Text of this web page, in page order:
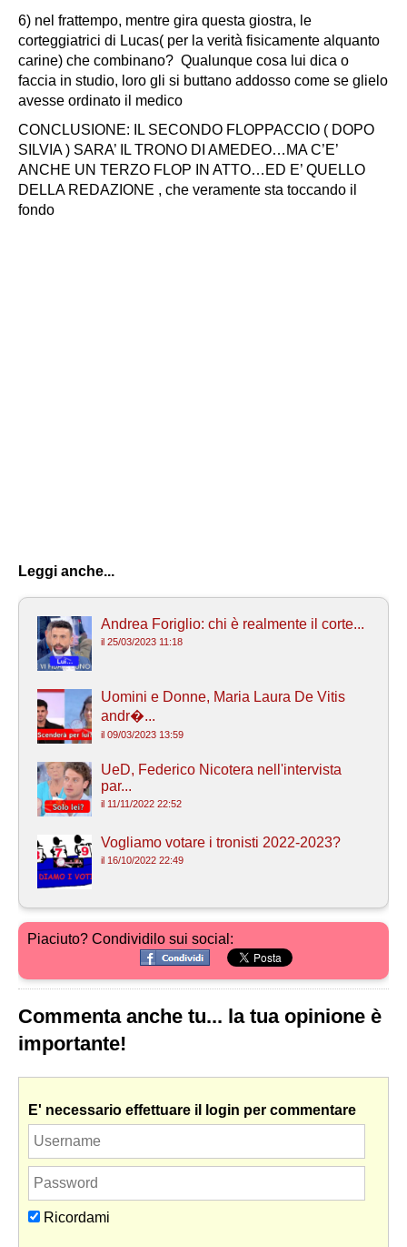
6) nel frattempo, mentre gira questa giostra, le
corteggiatrici di Lucas( per la verità fisicamente alquanto
carine) che combinano? Qualunque cosa lui dica o
faccia in studio, loro gli si buttano addosso come se glielo
avesse ordinato il medico
CONCLUSIONE: IL SECONDO FLOPPACCIO ( DOPO
SILVIA ) SARA’ IL TRONO DI AMEDEO…MA C’E’
ANCHE UN TERZO FLOP IN ATTO…ED E’ QUELLO
DELLA REDAZIONE , che veramente sta toccando il
fondo
Leggi anche...
Andrea Foriglio: chi è realmente il corte...
il 25/03/2023 11:18
Uomini e Donne, Maria Laura De Vitis
andr�...
il 09/03/2023 13:59
UeD, Federico Nicotera nell'intervista
par...
il 11/11/2022 22:52
Vogliamo votare i tronisti 2022-2023?
il 16/10/2022 22:49
Piaciuto? Condividilo sui social:
Commenta anche tu... la tua opinione è
importante!
E' necessario effettuare il login per commentare
Ricordami